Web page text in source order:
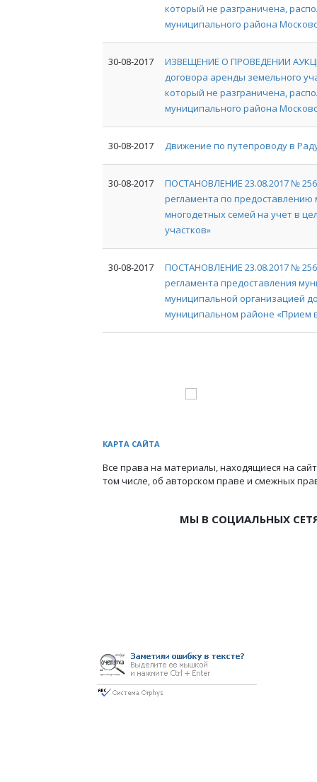
который не разграничена,
муниципального района
30-08-2017
ИЗВЕЩЕНИЕ О ПРОВЕДЕНИИ
договора аренды земельного
который не разграничена,
муниципального района
30-08-2017 Движение по путепроводу в
30-08-2017
ПОСТАНОВЛЕНИЕ 23.08.2017 №
регламента по предоставлению
многодетных семей на учет в
участков»
30-08-2017
ПОСТАНОВЛЕНИЕ 23.08.2017 №
регламента предоставления
муниципальной организацией
муниципальном районе «Прием
КАРТА САЙТА
Все права на материалы, находящиеся на
том числе, об авторском праве и смежных
МЫ В СОЦИАЛЬНЫХ